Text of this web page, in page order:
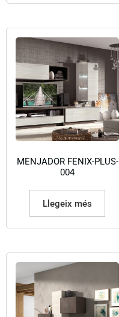
MENJADOR FENIX-PLUS-
004
Llegeix més